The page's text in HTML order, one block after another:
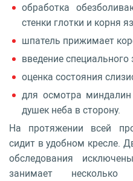
обработка
стенки глотки и корня
шпатель прижимает
введение специального
оценка состояния
для осмотра
душек неба в сторону.
На протяжении всей
сидит в удобном кресле.
обследования
занимает